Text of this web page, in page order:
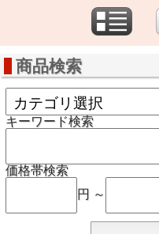
商品検索
キーワード検索
価格帯検索
円 ～